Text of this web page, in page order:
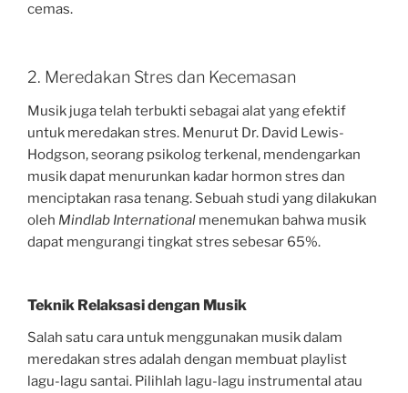
cemas.
2. Meredakan Stres dan Kecemasan
Musik juga telah terbukti sebagai alat yang efektif
untuk meredakan stres. Menurut Dr. David Lewis-
Hodgson, seorang psikolog terkenal, mendengarkan
musik dapat menurunkan kadar hormon stres dan
menciptakan rasa tenang. Sebuah studi yang dilakukan
oleh Mindlab International menemukan bahwa musik
dapat mengurangi tingkat stres sebesar 65%.
Teknik Relaksasi dengan Musik
Salah satu cara untuk menggunakan musik dalam
meredakan stres adalah dengan membuat playlist
lagu-lagu santai. Pilihlah lagu-lagu instrumental atau